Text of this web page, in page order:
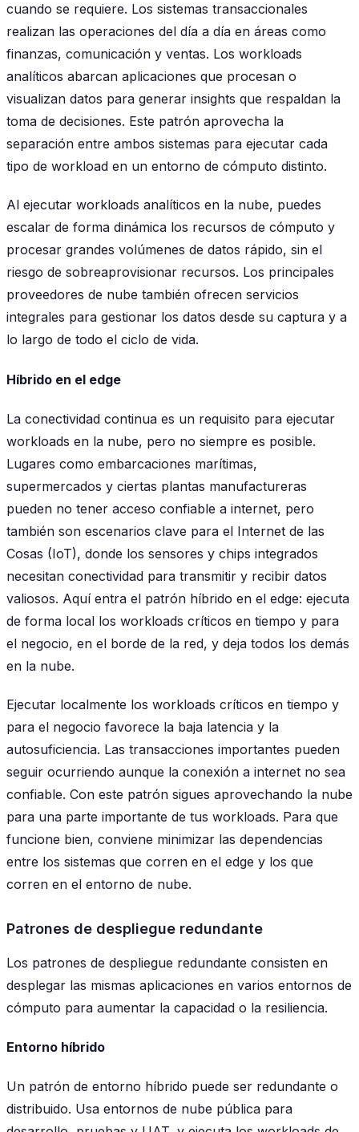
cuando se requiere. Los sistemas transaccionales
realizan las operaciones del día a día en áreas como
finanzas, comunicación y ventas. Los workloads
analíticos abarcan aplicaciones que procesan o
visualizan datos para generar insights que respaldan la
toma de decisiones. Este patrón aprovecha la
separación entre ambos sistemas para ejecutar cada
tipo de workload en un entorno de cómputo distinto.
Al ejecutar workloads analíticos en la nube, puedes
escalar de forma dinámica los recursos de cómputo y
procesar grandes volúmenes de datos rápido, sin el
riesgo de sobreaprovisionar recursos. Los principales
proveedores de nube también ofrecen servicios
integrales para gestionar los datos desde su captura y a
lo largo de todo el ciclo de vida.
Híbrido en el edge
La conectividad continua es un requisito para ejecutar
workloads en la nube, pero no siempre es posible.
Lugares como embarcaciones marítimas,
supermercados y ciertas plantas manufactureras
pueden no tener acceso confiable a internet, pero
también son escenarios clave para el Internet de las
Cosas (IoT), donde los sensores y chips integrados
necesitan conectividad para transmitir y recibir datos
valiosos. Aquí entra el patrón híbrido en el edge: ejecuta
de forma local los workloads críticos en tiempo y para
el negocio, en el borde de la red, y deja todos los demás
en la nube.
Ejecutar localmente los workloads críticos en tiempo y
para el negocio favorece la baja latencia y la
autosuficiencia. Las transacciones importantes pueden
seguir ocurriendo aunque la conexión a internet no sea
confiable. Con este patrón sigues aprovechando la nube
para una parte importante de tus workloads. Para que
funcione bien, conviene minimizar las dependencias
entre los sistemas que corren en el edge y los que
corren en el entorno de nube.
Patrones de despliegue redundante
Los patrones de despliegue redundante consisten en
desplegar las mismas aplicaciones en varios entornos de
cómputo para aumentar la capacidad o la resiliencia.
Entorno híbrido
Un patrón de entorno híbrido puede ser redundante o
distribuido. Usa entornos de nube pública para